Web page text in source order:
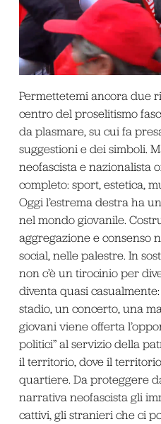
Permettetemi ancora due
centro del proselitismo
da plasmare, su cui fa
suggestioni e dei simboli.
neofascista e nazionalista
completo: sport, estetica,
Oggi l’estrema destra ha
nel mondo giovanile.
aggregazione e consenso
social, nelle palestre. In
non c’è un tirocinio per
diventa quasi
stadio, un concerto, una
giovani viene offerta
politici” al servizio della
il territorio, dove il
quartiere. Da proteggere
narrativa neofascista gli
cattivi, gli stranieri che ci